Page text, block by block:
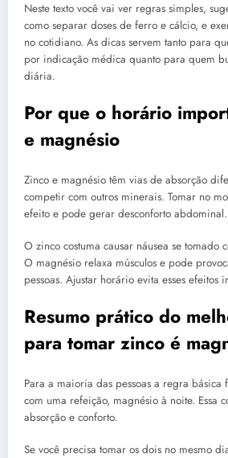
Neste texto você vai ver regras simples,
como separar doses de ferro e cálcio, e
no cotidiano. As dicas servem tanto para
por indicação médica quanto para quem
diária.
Por que o horário
e magnésio
Zinco e magnésio têm vias de absorção
competir com outros minerais. Tomar no
efeito e pode gerar desconforto abdominal.
O zinco costuma causar náusea se tomado
O magnésio relaxa músculos e pode
pessoas. Ajustar horário evita esses efeitos
Resumo prático do
para tomar zinco é
Para a maioria das pessoas a regra básica
com uma refeição, magnésio à noite. Essa
absorção e conforto.
Se você precisa tomar os dois no mesmo